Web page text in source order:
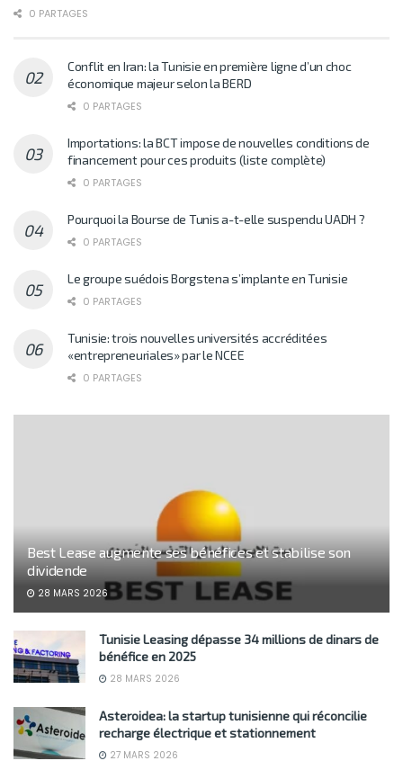
0 PARTAGES
Conflit en Iran: la Tunisie en première ligne d’un choc
économique majeur selon la BERD
0 PARTAGES
Importations: la BCT impose de nouvelles conditions de
financement pour ces produits (liste complète)
0 PARTAGES
Pourquoi la Bourse de Tunis a-t-elle suspendu UADH ?
0 PARTAGES
Le groupe suédois Borgstena s’implante en Tunisie
0 PARTAGES
Tunisie: trois nouvelles universités accréditées
«entrepreneuriales» par le NCEE
0 PARTAGES
Best Lease augmente ses bénéfices et stabilise son
dividende
28 MARS 2026
Tunisie Leasing dépasse 34 millions de dinars de
bénéfice en 2025
28 MARS 2026
Asteroidea: la startup tunisienne qui réconcilie
recharge électrique et stationnement
27 MARS 2026